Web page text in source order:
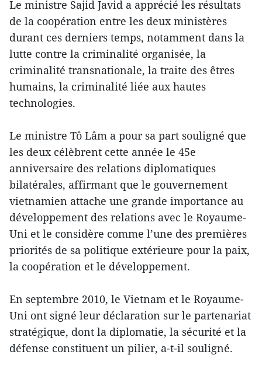
Le ministre Sajid Javid a apprécié les résultats
de la coopération entre les deux ministères
durant ces derniers temps, notamment dans la
lutte contre la criminalité organisée, la
criminalité transnationale, la traite des êtres
humains, la criminalité liée aux hautes
technologies.
Le ministre Tô Lâm a pour sa part souligné que
les deux célèbrent cette année le 45e
anniversaire des relations diplomatiques
bilatérales, affirmant que le gouvernement
vietnamien attache une grande importance au
développement des relations avec le Royaume-
Uni et le considère comme l’une des premières
priorités de sa politique extérieure pour la paix,
la coopération et le développement.
En septembre 2010, le Vietnam et le Royaume-
Uni ont signé leur déclaration sur le partenariat
stratégique, dont la diplomatie, la sécurité et la
défense constituent un pilier, a-t-il souligné.